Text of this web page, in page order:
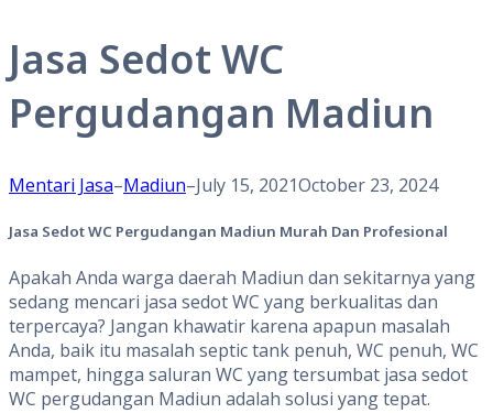
Jasa Sedot WC
Pergudangan Madiun
Mentari Jasa–Madiun–July 15, 2021October 23, 2024
Jasa Sedot WC Pergudangan Madiun Murah Dan Profesional
Apakah Anda warga daerah Madiun dan sekitarnya yang
sedang mencari jasa sedot WC yang berkualitas dan
terpercaya? Jangan khawatir karena apapun masalah
Anda, baik itu masalah septic tank penuh, WC penuh, WC
mampet, hingga saluran WC yang tersumbat jasa sedot
WC pergudangan Madiun adalah solusi yang tepat.